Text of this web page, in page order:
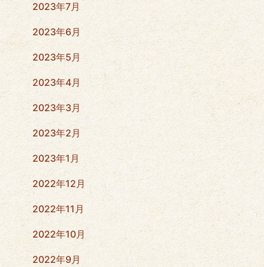
2023年7月
2023年6月
2023年5月
2023年4月
2023年3月
2023年2月
2023年1月
2022年12月
2022年11月
2022年10月
2022年9月